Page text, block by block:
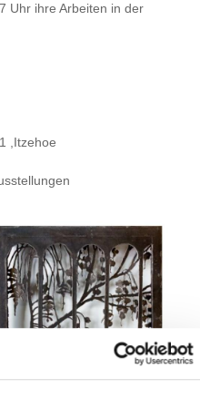
Uhr ihre Arbeiten in der
,Itzehoe